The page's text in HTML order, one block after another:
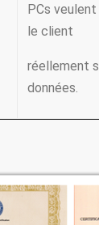
PCs
le client
réellement
données.